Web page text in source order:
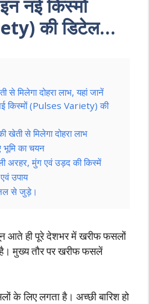
नई किस्मों
की डिटेल…
मिलेगा दोहरा लाभ, यहां जानें
किस्मों (Pulses Variety) की
से मिलेगा दोहरा लाभ
का चयन
अरहर, मुंग एवं उड़द की किस्में
उपाय
से जुड़े।
आते ही पूरे देशभर में खरीफ फसलों
मुख्य तौर पर खरीफ फसलें
के लिए लगता है। अच्छी बारिश हो